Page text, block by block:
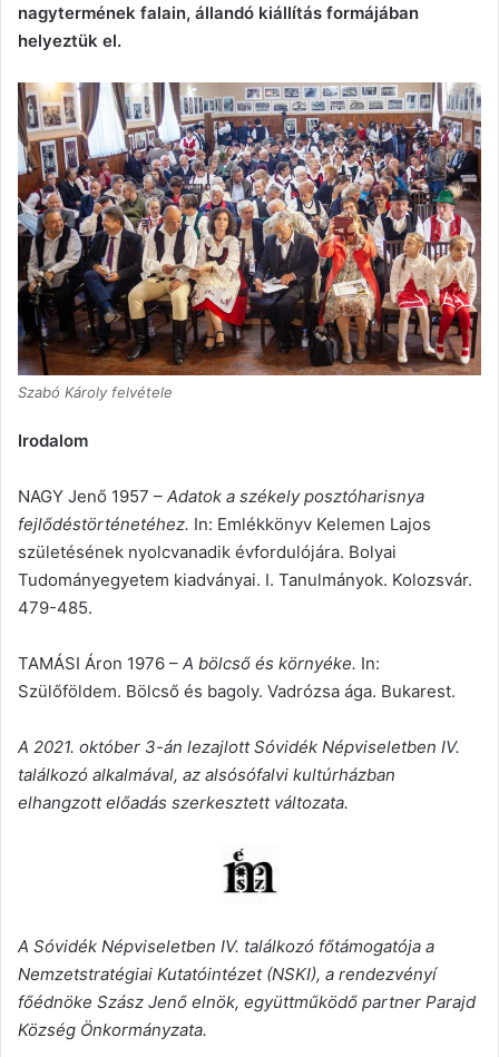
nagytermének falain, állandó kiállítás formájában
helyeztük el.
Szabó Károly felvétele
Irodalom
NAGY Jenő 1957 – Adatok a székely posztóharisnya
fejlődéstörténetéhez. In: Emlékkönyv Kelemen Lajos
születésének nyolcvanadik évfordulójára. Bolyai
Tudományegyetem kiadványai. I. Tanulmányok. Kolozsvár.
479-485.
TAMÁSI Áron 1976 – A bölcső és környéke. In:
Szülőföldem. Bölcső és bagoly. Vadrózsa ága. Bukarest.
A 2021. október 3-án lezajlott Sóvidék Népviseletben IV.
találkozó alkalmával, az alsósófalvi kultúrházban
elhangzott előadás szerkesztett változata.
A Sóvidék Népviseletben IV. találkozó főtámogatója a
Nemzetstratégiai Kutatóintézet (NSKI), a rendezvényí
főédnöke Szász Jenő elnök, együttműködő partner Parajd
Község Önkormányzata.